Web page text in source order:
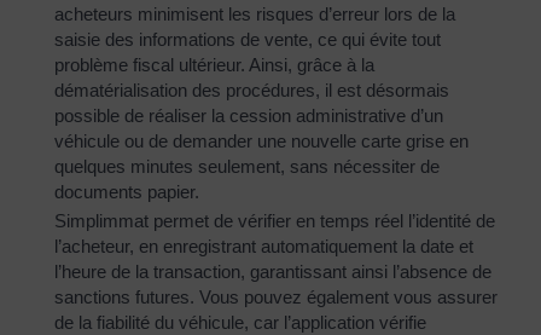
acheteurs minimisent les risques d’erreur lors de la
saisie des informations de vente, ce qui évite tout
problème fiscal ultérieur. Ainsi, grâce à la
dématérialisation des procédures, il est désormais
possible de réaliser la cession administrative d’un
véhicule ou de demander une nouvelle carte grise en
quelques minutes seulement, sans nécessiter de
documents papier.
Simplimmat permet de vérifier en temps réel l’identité de
l’acheteur, en enregistrant automatiquement la date et
l’heure de la transaction, garantissant ainsi l’absence de
sanctions futures. Vous pouvez également vous assurer
de la fiabilité du véhicule, car l’application vérifie